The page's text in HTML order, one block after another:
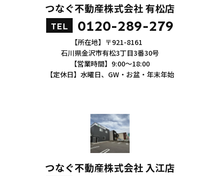
つなぐ不動産株式会社 有松店
TEL 0120-289-279
【所在地】〒921-8161
石川県金沢市有松3丁目3番30号
【営業時間】9:00～18:00
【定休日】水曜日、GW・お盆・年末年始
つなぐ不動産株式会社 入江店